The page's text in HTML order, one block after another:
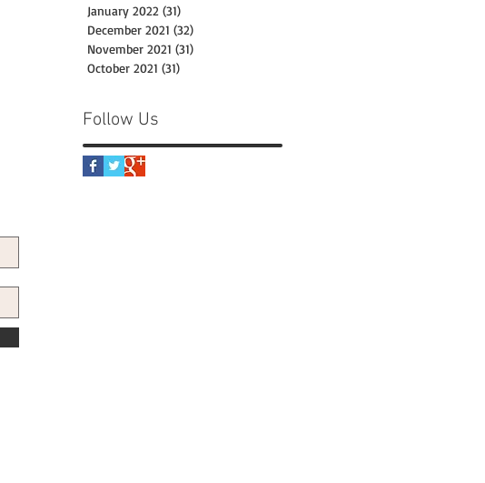
January 2022 (31)
December 2021 (32)
November 2021 (31)
October 2021 (31)
Follow Us